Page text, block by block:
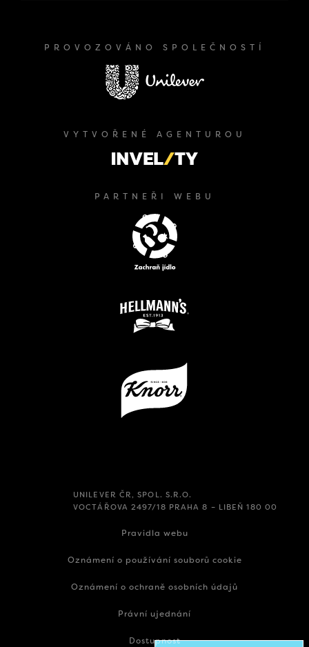
PROVOZOVÁNO SPOLEČNOSTÍ
VYTVOŘENÉ AGENTUROU
PARTNEŘI WEBU
UNILEVER ČR, SPOL. S.R.O.
VOCTÁŘOVA 2497/18 PRAHA 8 – LIBEŇ 180 00
Pravidla webu
Oznámení o používání souborů cookie
Oznámení o ochraně osobních údajů
Právní ujednání
Dostupnost